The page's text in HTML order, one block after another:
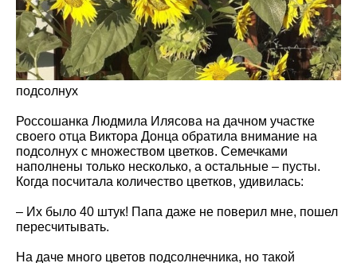
подсолнух
Россошанка Людмила Илясова на дачном участке
своего отца Виктора Донца обратила внимание на
подсолнух с множеством цветков. Семечками
наполнены только несколько, а остальные – пусты.
Когда посчитала количество цветков, удивилась:
– Их было 40 штук! Папа даже не поверил мне, пошел
пересчитывать.
На даче много цветов подсолнечника, но такой